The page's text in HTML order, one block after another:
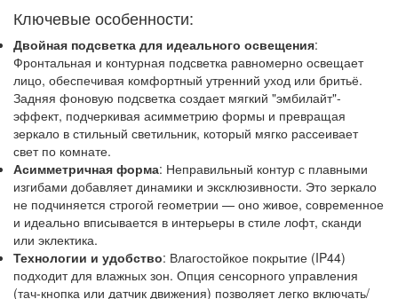
Ключевые особенности:
Двойная подсветка для идеального освещения:
Фронтальная и контурная подсветка равномерно освещает
лицо, обеспечивая комфортный утренний уход или бритьё.
Задняя фоновую подсветка создает мягкий "эмбилайт"-
эффект, подчеркивая асимметрию формы и превращая
зеркало в стильный светильник, который мягко рассеивает
свет по комнате.
Асимметричная форма: Неправильный контур с плавными
изгибами добавляет динамики и эксклюзивности. Это зеркало
не подчиняется строгой геометрии — оно живое, современное
и идеально вписывается в интерьеры в стиле лофт, сканди
или эклектика.
Технологии и удобство: Влагостойкое покрытие (IP44)
подходит для влажных зон. Опция сенсорного управления
(тач-кнопка или датчик движения) позволяет легко включать/